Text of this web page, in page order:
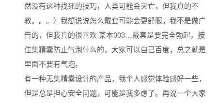
然没有这种找死的技巧，人类可能会灭亡，但我真的不
教。。。）我想说说怎么戴套可能会更舒服。我不是做广
告的，但我真的很喜欢 某本003…戴套是要完全勃起，按
住集精囊防止气泡什么的，大家可以自己百度，总之就是
里面不要有气泡。
有一种无集精囊设计的产品，我个人感觉体验感好一些，
但是总是担心安全问题，可能是我多虑了。再说一个大家